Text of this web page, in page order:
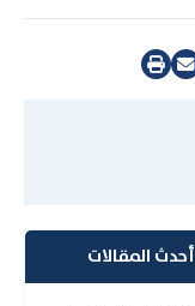
أحدث المقالات